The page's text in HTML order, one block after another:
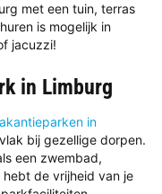
met een tuin, terras
is mogelijk in
jacuzzi!
in Limburg
in
bij gezellige dorpen.
een zwembad,
de vrijheid van je